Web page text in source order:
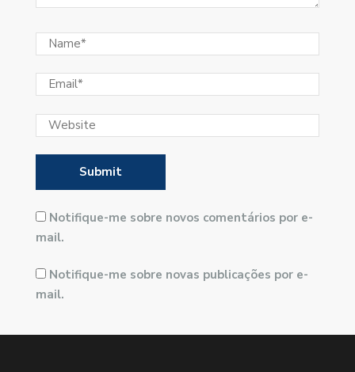
Notifique-me sobre novos comentários por e-
mail.
Notifique-me sobre novas publicações por e-
mail.